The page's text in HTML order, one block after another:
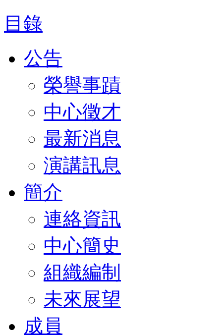
目錄
公告
榮譽事蹟
中心徵才
最新消息
演講訊息
簡介
連絡資訊
中心簡史
組織編制
未來展望
成員